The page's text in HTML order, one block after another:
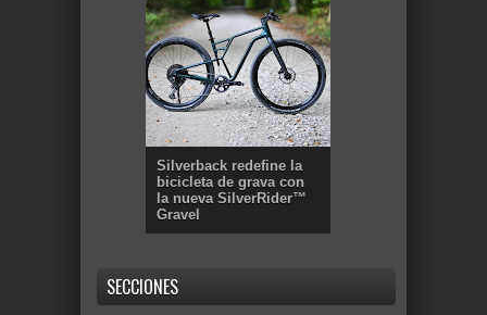
Silverback redefine la
bicicleta de grava con
la nueva SilverRider™
Gravel
SECCIONES